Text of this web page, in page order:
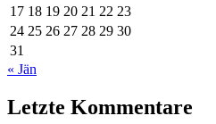
17 18 19 20 21 22 23
24 25 26 27 28 29 30
31
« Jän
Letzte Kommentare